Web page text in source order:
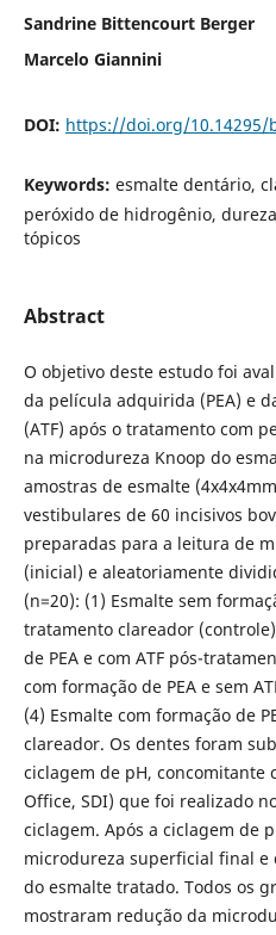
Sandrine Bittencourt Berger
Marcelo Giannini
DOI: https://doi.org/10.14295/
Keywords: esmalte dentário,
peróxido de hidrogênio,
tópicos
Abstract
O objetivo deste estudo foi
da película adquirida (PEA) e
(ATF) após o tratamento com
na microdureza Knoop do
amostras de esmalte
vestibulares de 60 incisivos
preparadas para a leitura de
(inicial) e aleatoriamente
(n=20): (1) Esmalte sem
tratamento clareador
de PEA e com ATF pós-
com formação de PEA e sem
(4) Esmalte com formação de
clareador. Os dentes foram
ciclagem de pH, concomitante
Office, SDI) que foi realizado
ciclagem. Após a ciclagem de
microdureza superficial final
do esmalte tratado. Todos os
mostraram redução da